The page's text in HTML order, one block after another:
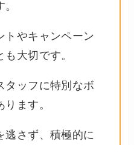
トやキャンペーン
大切です。
タッフに特別なボ
ます。
逃さず、積極的に